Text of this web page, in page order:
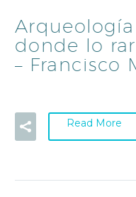
Arqueología
donde lo
– Francisco
Read More